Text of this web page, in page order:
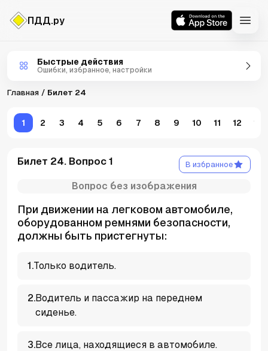
ПДД.ру
Билеты ПДД
Быстрые действия
Ошибки, избранное, настройки
Главная Билет 24
1 2 3 4 5 6 7 8 9 10 11 12 13
Билет 24. Вопрос 1 В избранное
Вопрос без изображения
При движении на легковом автомобиле,
оборудованном ремнями безопасности,
должны быть пристегнуты:
1.Только водитель.
2.Водитель и пассажир на переднем
сиденье.
3.Все лица, находящиеся в автомобиле.